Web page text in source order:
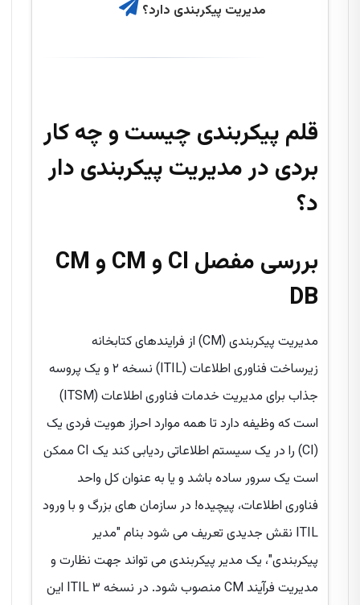
مدیریت پیکربندی دارد؟
قلم پیکربندی چیست و چه کار
بردی در مدیریت پیکربندی دار
د؟
بررسی مفصل CI و CM و CM
DB
مدیریت پیکربندی (CM) از فرایندهای کتابخانه
زیرساخت فناوری اطلاعات (ITIL) نسخه ۲ و یک پروسه
جذاب برای مدیریت خدمات فناوری اطلاعات (ITSM)
است که وظیفه دارد تا همه موارد احراز هویت فردی یک
(CI) را در یک سیستم اطلاعاتی ردیابی کند یک CI ممکن
است یک سرور ساده باشد و یا به عنوان کل واحد
فناوری اطلاعات، پیچیده! در سازمان های بزرگ و با ورود
ITIL نقش جدیدی تعریف می شود بنام "مدیر
پیکربندی"، یک مدیر پیکربندی می تواند جهت نظارت و
مدیریت فرآیند CM منصوب شود. در نسخه ۳ ITIL این